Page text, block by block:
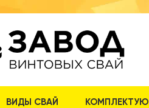
ВИДЫ СВАЙ